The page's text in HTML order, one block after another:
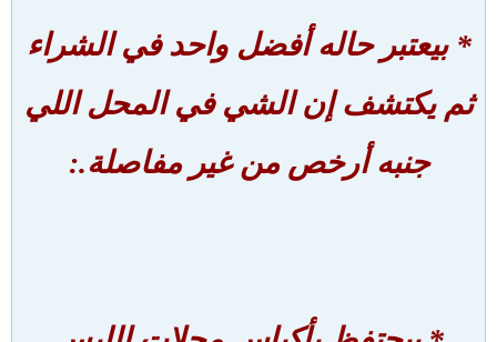
* بيعتبر حاله أفضل واحد في الشراء
ثم يكتشف إن الشي في المحل اللي
جنبه أرخص من غير مفاصلة.: